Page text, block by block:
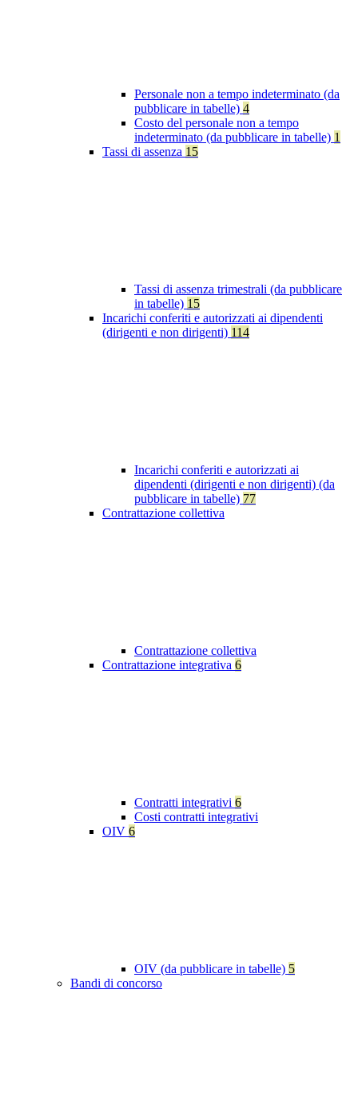
Personale non a tempo indeterminato (da
pubblicare in tabelle) 4
Costo del personale non a tempo
indeterminato (da pubblicare in tabelle) 1
Tassi di assenza 15
Tassi di assenza trimestrali (da pubblicare
in tabelle) 15
Incarichi conferiti e autorizzati ai dipendenti
(dirigenti e non dirigenti) 114
Incarichi conferiti e autorizzati ai
dipendenti (dirigenti e non dirigenti) (da
pubblicare in tabelle) 77
Contrattazione collettiva
Contrattazione collettiva
Contrattazione integrativa 6
Contratti integrativi 6
Costi contratti integrativi
OIV 6
OIV (da pubblicare in tabelle) 5
Bandi di concorso